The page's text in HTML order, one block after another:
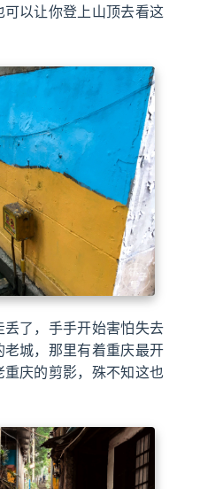
以让你登上山顶去看这
了，手手开始害怕失去
城，那里有着重庆最开
庆的剪影，殊不知这也